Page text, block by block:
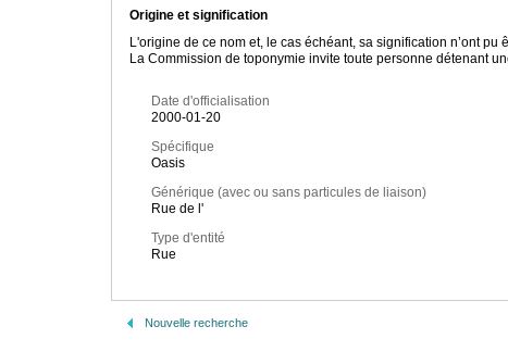
Origine et signification
L'origine de ce nom et, le cas échéant, sa signification n’ont pu
La Commission de toponymie invite toute personne détenant
Date d'officialisation
2000-01-20
Spécifique
Oasis
Générique (avec ou sans particules de liaison)
Rue de l'
Type d'entité
Rue
Nouvelle recherche